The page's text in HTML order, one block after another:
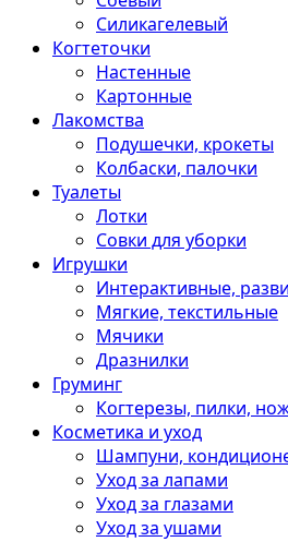
Силикагелевый
Когтеточки
Настенные
Картонные
Лакомства
Подушечки, крокеты
Колбаски, палочки
Туалеты
Лотки
Совки для уборки
Игрушки
Интерактивные,
Мягкие, текстильные
Мячики
Дразнилки
Груминг
Когтерезы, пилки,
Косметика и уход
Шампуни,
Уход за лапами
Уход за глазами
Уход за ушами